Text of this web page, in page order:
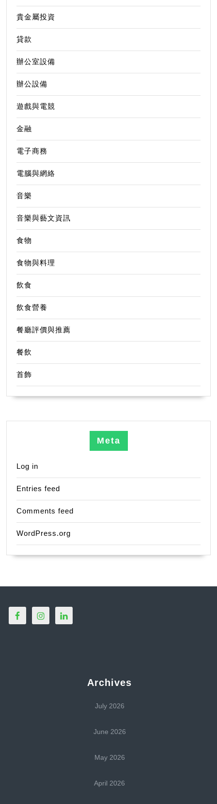
貴金屬投資
貸款
辦公室設備
辦公設備
遊戲與電競
金融
電子商務
電腦與網絡
音樂
音樂與藝文資訊
食物
食物與料理
飲食
飲食營養
餐廳評價與推薦
餐飲
首飾
Meta
Log in
Entries feed
Comments feed
WordPress.org
Archives
July 2026
June 2026
May 2026
April 2026